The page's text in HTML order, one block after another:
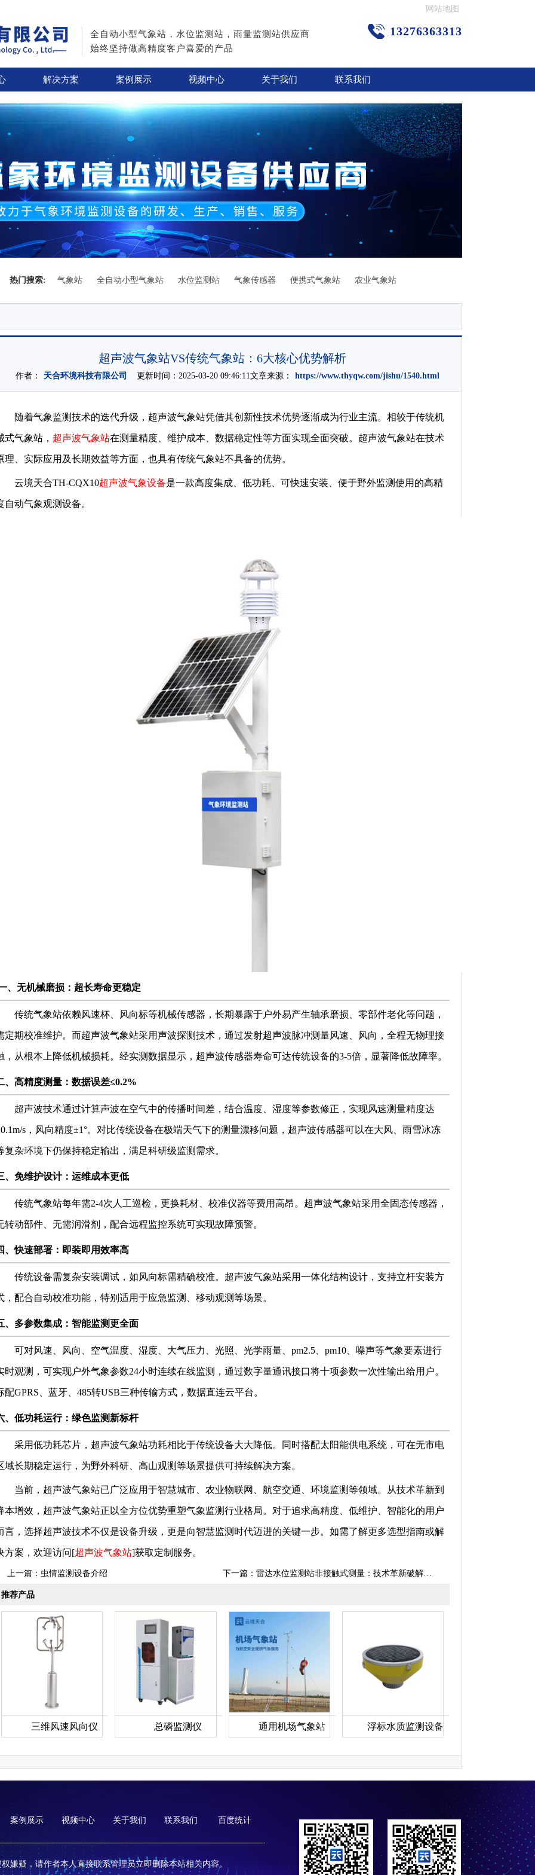
网站地图
全自动小型气象站，水位监测站，雨量监测站供应商
始终坚持做高精度客户喜爱的产品
13276363313
解决方案 案例展示 视频中心 关于我们 联系我们
热门搜索: 气象站 全自动小型气象站 水位监测站 气象传感器 便携式气象站 农业气象站
超声波气象站VS传统气象站：6大核心优势解析
作者： 天合环境科技有限公司 更新时间：2025-03-20 09:46:11文章来源： https://www.thyqw.com/jishu/1540.html
随着气象监测技术的迭代升级，超声波气象站凭借其创新性技术优势逐渐成为行业主流。相较于传统机
式气象站， 超声波气象站在测量精度、维护成本、数据稳定性等方面实现全面突破。超声波气象站在技术
理、实际应用及长期效益等方面，也具有传统气象站不具备的优势。
云境天合TH-CQX10超声波气象设备是一款高度集成、低功耗、可快速安装、便于野外监测使用的高精
自动气象观测设备。
、无机械磨损：超长寿命更稳定
传统气象站依赖风速杯、风向标等机械传感器，长期暴露于户外易产生轴承磨损、零部件老化等问题，
定期校准维护。而超声波气象站采用声波探测技术，通过发射超声波脉冲测量风速、风向，全程无物理接
，从根本上降低机械损耗。经实测数据显示，超声波传感器寿命可达传统设备的3-5倍，显著降低故障率。
、高精度测量：数据误差≤0.2%
超声波技术通过计算声波在空气中的传播时间差，结合温度、湿度等参数修正，实现风速测量精度达
s ，风向精度±1°。对比传统设备在极端天气下的测量漂移问题，超声波传感器可以在大风、雨雪冰冻
复杂环境下仍保持稳定输出，满足科研级监测需求。
、免维护设计：运维成本更低
传统气象站每年需2-4次人工巡检，更换耗材、校准仪器等费用高昂。超声波气象站采用全固态传感器，
转动部件、无需润滑剂，配合远程监控系统可实现故障预警。
、快速部署：即装即用效率高
传统设备需复杂安装调试，如风向标需精确校准。超声波气象站采用一体化结构设计，支持立杆安装方
，配合自动校准功能， 特别适用于应急监测、移动观测等场景。
、多参数集成：智能监测更全面
可对风速、风向、空气温度、湿度、大气压力、光照、光学雨量、 pm2.5 pm10 、噪声等气象要素进行
时观测，可实现户外气象参数24小时连续在线监测，通过数字量通讯接口将十项参数一次性输出给用户。
配GPRS、蓝牙、485转USB三种传输方式 ，数据直连云平台。
、低功耗运行：绿色监测新标杆
采用低功耗芯片，超声波气象站功耗相比于传统设备大大降低。同时搭配太阳能供电系统，可在无市电
域长期稳定运行，为野外科研、高山观测等场景提供可持续解决方案。
当前，超声波气象站已广泛应用于智慧城市、农业物联网、航空交通、环境监测等领域。从技术革新到
本增效，超声波气象站正以全方位优势重塑气象监测行业格局。对于追求高精度、低维护、智能化的用户
言，选择超声波技术不仅是设备升级，更是向智慧监测时代迈进的关键一步。如需了解更多选型指南或解
方案，欢迎访问[超声波气象站]获取定制服务。
上一篇： 虫情监测设备介绍 下一篇： 雷达水位监测站非接触式测量：技术革新破解传统监测难题
推荐产品
三维风速风向仪 总磷监测仪 通用机场气象站 浮标水质监测设备
案例展示 视频中心 关于我们 联系我们 百度统计
嫌疑，请作者本人直接联系管理员立即删除本站相关内容。